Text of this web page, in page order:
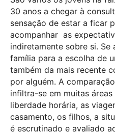
30 anos a chegar à
sensação de estar a ficar
acompanhar as
indiretamente sobre si. Se
família para a escolha de
também da mais recente
por alguém. A
infiltra-se em muitas
liberdade horária, as
casamento, os filhos, a
é escrutinado e avaliado